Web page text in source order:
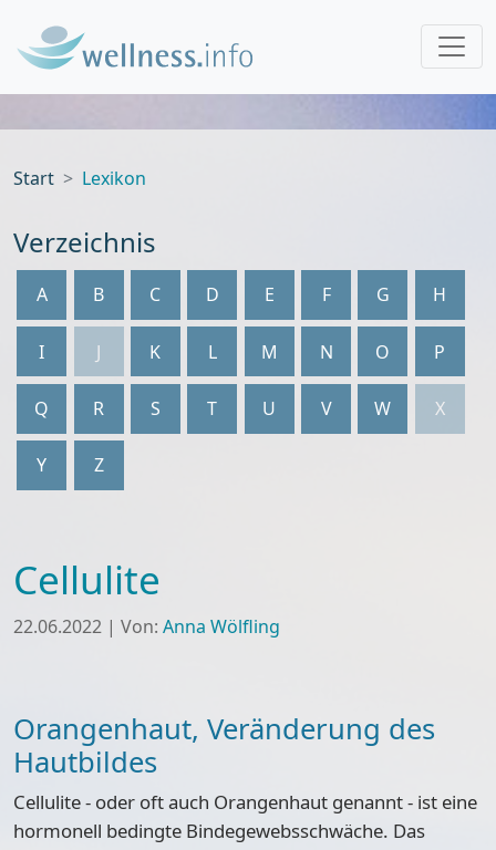
Start Lexikon
Verzeichnis
A B C D E F G H
I J K L M N O P
Q R S T U V W X
Y Z
Cellulite
22.06.2022 | Von: Anna Wölfling
Orangenhaut, Veränderung des
Hautbildes
Cellulite - oder oft auch Orangenhaut genannt - ist eine
hormonell bedingte Bindegewebsschwäche. Das